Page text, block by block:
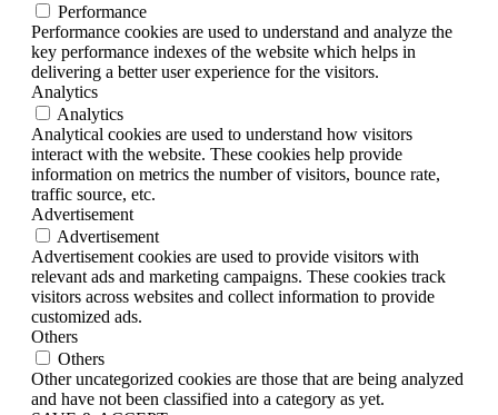
Performance
Performance cookies are used to understand and analyze the
key performance indexes of the website which helps in
delivering a better user experience for the visitors.
Analytics
Analytics
Analytical cookies are used to understand how visitors
interact with the website. These cookies help provide
information on metrics the number of visitors, bounce rate,
traffic source, etc.
Advertisement
Advertisement
Advertisement cookies are used to provide visitors with
relevant ads and marketing campaigns. These cookies track
visitors across websites and collect information to provide
customized ads.
Others
Others
Other uncategorized cookies are those that are being analyzed
and have not been classified into a category as yet.